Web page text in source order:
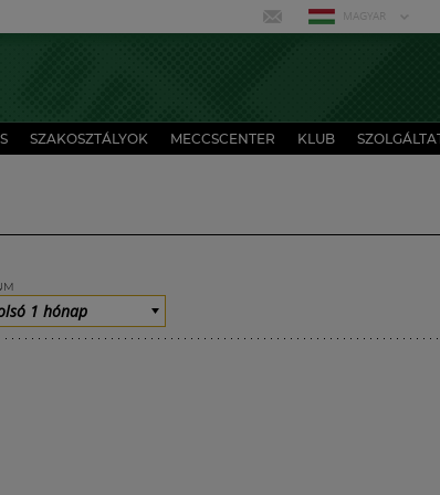
MAGYAR
SZAKOSZTÁLYOK MECCSCENTER KLUB
1 hónap